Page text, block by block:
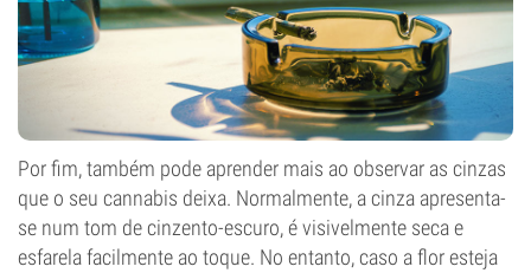
Por fim, também pode aprender mais ao observar as cinzas
que o seu cannabis deixa. Normalmente, a cinza apresenta-
se num tom de cinzento-escuro, é visivelmente seca e
esfarela facilmente ao toque. No entanto, caso a flor esteja